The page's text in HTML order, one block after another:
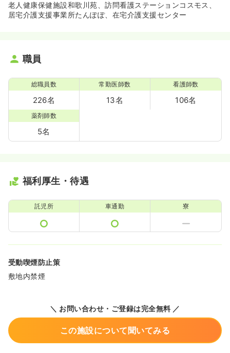
老人健康保健施設和歌川苑、訪問看護ステーションコスモス、
居宅介護支援事業所たんぽぽ、在宅介護支援センター
職員
総職員数
226名
常勤医師数
13名
看護師数
106名
薬剤師数
5名
福利厚生・待遇
託児所 車通勤 寮
受動喫煙防止策
敷地内禁煙
＼ お問い合わせ・ご登録は完全無料 ／
この施設について聞いてみる